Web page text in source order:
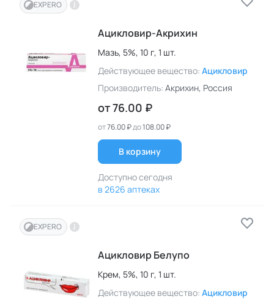
EXPERO
Ацикловир-Акрихин
Мазь, 5%, 10 г, 1 шт.
Действующее вещество: Ацикловир
Производитель: Акрихин, Россия
от76.00 ₽
от76.00 ₽до108.00 ₽
В корзину
Доступно сегодня
в 2626 аптеках
EXPERO
Ацикловир Белупо
Крем, 5%, 10 г, 1 шт.
Действующее вещество: Ацикловир